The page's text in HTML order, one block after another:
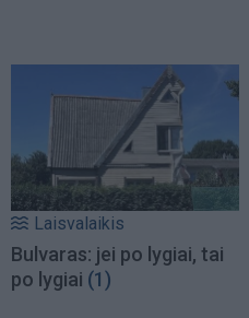
Laisvalaikis
Bulvaras: jei po lygiai, tai
po lygiai (1)